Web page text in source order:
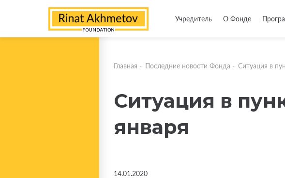
Учредитель О Фонде
Главная - Последние новости Фонда - Ситуация в
Ситуация в
января
14.01.2020